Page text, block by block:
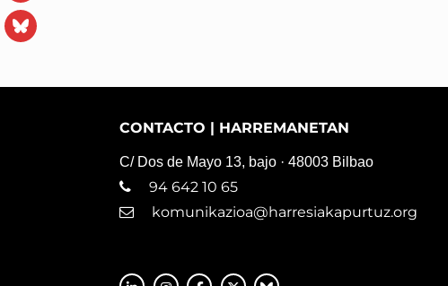
Blue
CONTACTO | HARREMANETAN
C/ Dos de Mayo 13, bajo · 48003 Bilbao
94 642 10 65
komunikazioa@harresiakapurtuz.org